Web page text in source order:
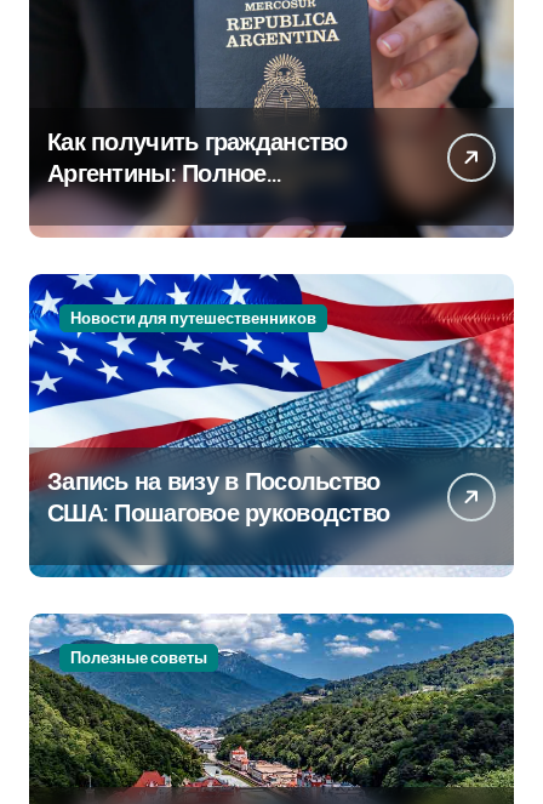
Как получить гражданство
Аргентины: Полное
руководство
Новости для путешественников
Запись на визу в Посольство
США: Пошаговое руководство
Полезные советы